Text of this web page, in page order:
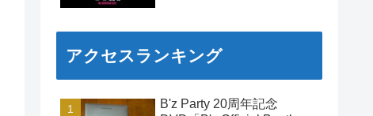
アクセスランキング
B'z Party 20周年記念